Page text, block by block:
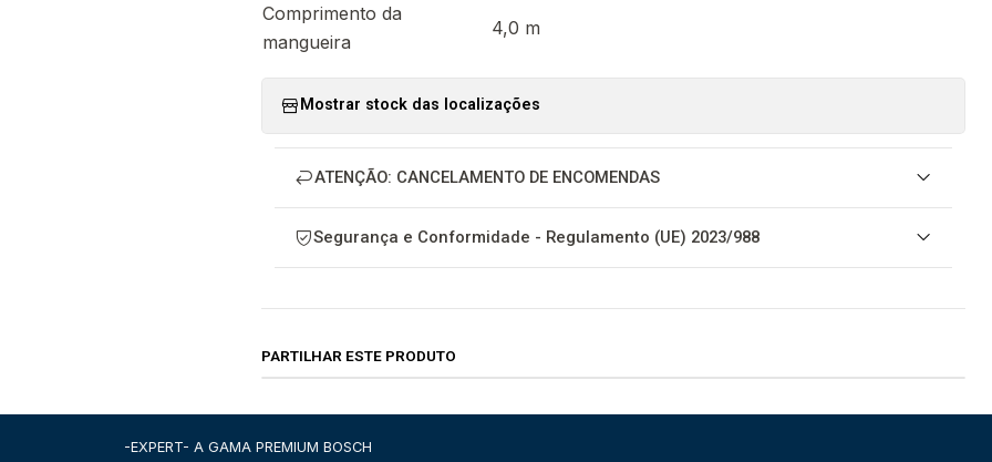
Comprimento da
mangueira
4,0 m
Mostrar stock das localizações
ATENÇÃO: CANCELAMENTO DE ENCOMENDAS
Segurança e Conformidade - Regulamento (UE) 2023/988
PARTILHAR ESTE PRODUTO
-EXPERT- A GAMA PREMIUM BOSCH